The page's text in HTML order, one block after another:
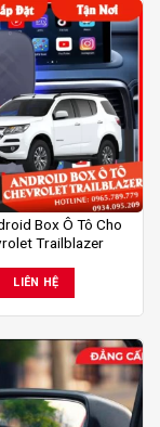
Box Ô Tô Cho
Trailblazer
LIÊN HỆ